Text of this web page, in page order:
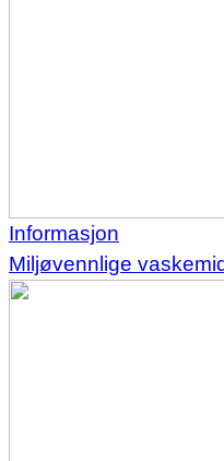
Informasjon
Miljøvennlige